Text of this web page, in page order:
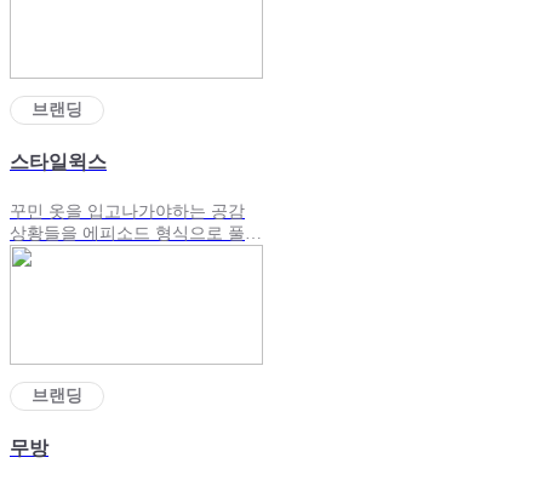
브랜딩
스타일윅스
꾸민 옷을 입고나가야하는 공감
상황들을 에피소드 형식으로 풀어
낸 브랜딩 광고
브랜딩
무방